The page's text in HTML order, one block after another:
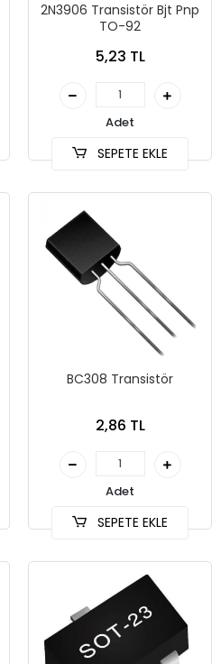
2N3906 Transistör Bjt Pnp
TO-92
5,23 TL
Adet
SEPETE EKLE
BC308 Transistör
2,86 TL
Adet
SEPETE EKLE